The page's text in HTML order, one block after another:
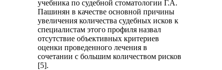
учебника по судебной стоматологии Г.А.
Пашинян в качестве основной причины
увеличения количества судебных исков к
специалистам этого профиля назвал
отсутствие объективных критериев
оценки проведенного лечения в
сочетании с большим количеством рисков
[5].